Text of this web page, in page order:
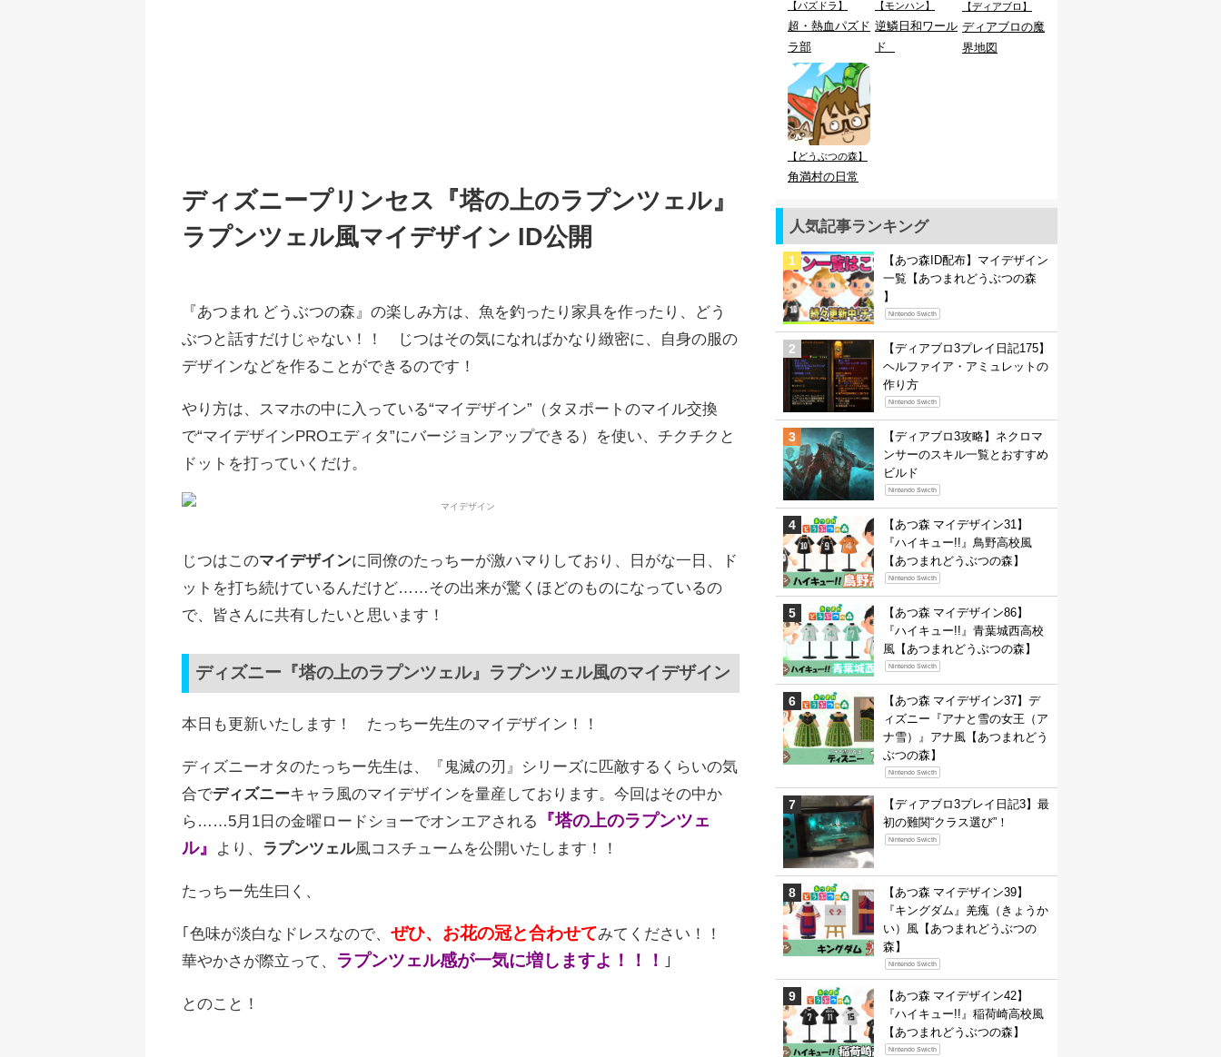
ディズニープリンセス『塔の上のラプンツェル』
ラプンツェル風マイデザイン ID公開
『あつまれ どうぶつの森』の楽しみ方は、魚を釣ったり家具を作ったり、どう
ぶつと話すだけじゃない！！ じつはその気になればかなり緻密に、自身の服の
デザインなどを作ることができるのです！
やり方は、スマホの中に入っている“マイデザイン”（タヌポートのマイル交換
で“マイデザインPROエディタ”にバージョンアップできる）を使い、チクチクと
ドットを打っていくだけ。
じつはこのマイデザインに同僚のたっちーが激ハマりしており、日がな一日、ド
ットを打ち続けているんだけど……その出来が驚くほどのものになっているの
で、皆さんに共有したいと思います！
ディズニー『塔の上のラプンツェル』ラプンツェル風のマイデザイン
本日も更新いたします！ たっちー先生のマイデザイン！！
ディズニーオタのたっちー先生は、『鬼滅の刃』シリーズに匹敵するくらいの気
合でディズニーキャラ風のマイデザインを量産しております。今回はその中か
ら……5月1日の金曜ロードショーでオンエアされる
『塔の上のラプンツェ
ル』
より、 ラプンツェル風コスチュームを公開いたします！！
たっちー先生曰く、
｢色味が淡白なドレスなので、 ぜひ、お花の冠と合わせてみてください！！
華やかさが際立って、
ラプンツェル感が一気に増しますよ！！！ ｣
とのこと！
【パズドラ】
超・熱血パズド
ラ部
【モンハン】
逆鱗日和ワール
ド
【ディアブロ】
ディアブロの魔
界地図
【どうぶつの森】
角満村の日常
人気記事ランキング
【あつ森ID配布】マイデザイン
一覧【あつまれどうぶつの森
】
Nintendo Swicth
【ディアブロ3プレイ日記175】
ヘルファイア・アミュレットの
作り方
Nintendo Swicth
【ディアブロ3攻略】ネクロマ
ンサーのスキル一覧とおすすめ
ビルド
Nintendo Swicth
【あつ森 マイデザイン31】
『ハイキュー!!』鳥野高校風
【あつまれどうぶつの森】
Nintendo Swicth
【あつ森 マイデザイン86】
『ハイキュー!!』青葉城西高校
風【あつまれどうぶつの森】
Nintendo Swicth
【あつ森 マイデザイン37】デ
ィズニー『アナと雪の女王（ア
ナ雪）』アナ風【あつまれどう
ぶつの森】
Nintendo Swicth
【ディアブロ3プレイ日記3】最
初の難関“クラス選び”！
Nintendo Swicth
【あつ森 マイデザイン39】
『キングダム』羌瘣（きょうか
い）風【あつまれどうぶつの
森】
Nintendo Swicth
【あつ森 マイデザイン42】
『ハイキュー!!』稲荷崎高校風
【あつまれどうぶつの森】
Nintendo Swicth